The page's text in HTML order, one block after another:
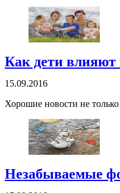
Как дети влияют
15.09.2016
Хорошие новости не
Незабываемые